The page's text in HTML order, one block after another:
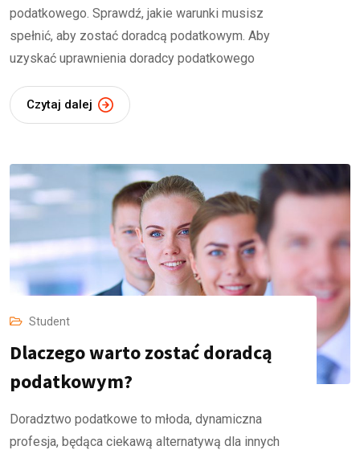
podatkowego. Sprawdź, jakie warunki musisz
spełnić, aby zostać doradcą podatkowym. Aby
uzyskać uprawnienia doradcy podatkowego
Czytaj dalej
Student
Dlaczego warto zostać doradcą
podatkowym?
Doradztwo podatkowe to młoda, dynamiczna
profesja, będąca ciekawą alternatywą dla innych